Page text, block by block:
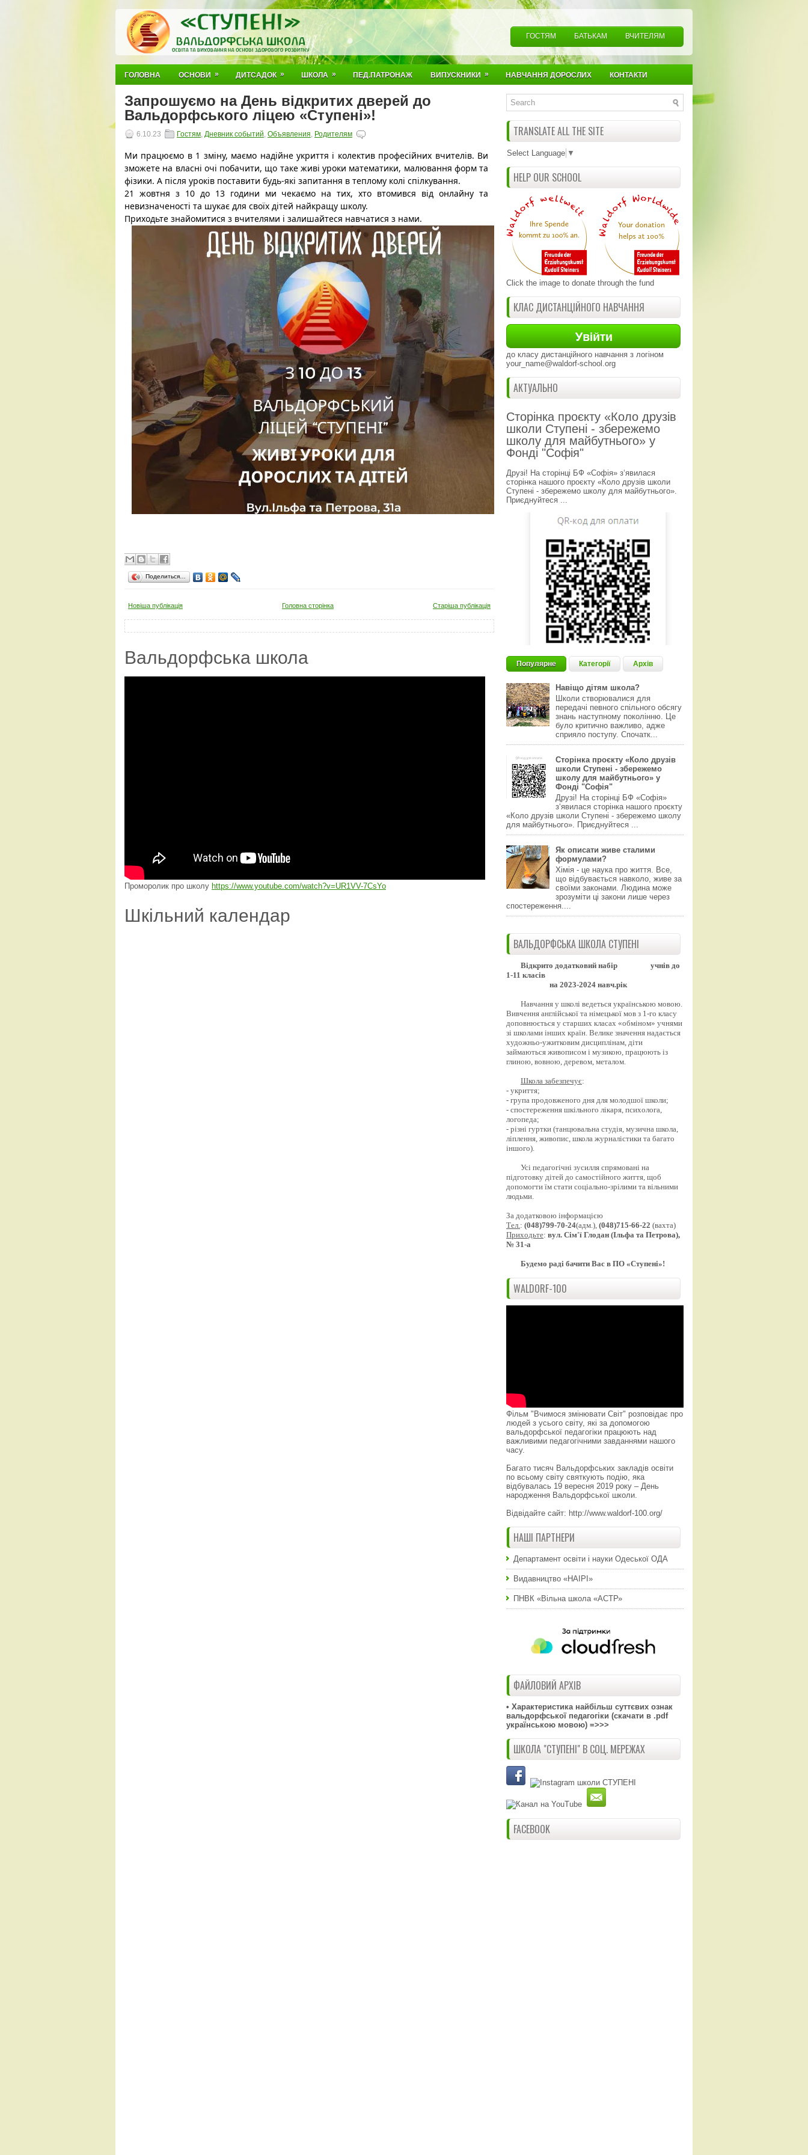
ГОСТЯМ БАТЬКАМ ВЧИТЕЛЯМ
ГОЛОВНА ОСНОВИ » ДИТСАДОК » ШКОЛА » ПЕД.ПАТРОНАЖ ВИПУСКНИКИ » НАВЧАННЯ ДОРОСЛИХ КОНТАКТИ
Запрошуємо на День відкритих дверей до
Вальдорфського ліцею «Ступені»!
6.10.23 Гостям, Дневник событий, Объявления, Родителям
Ми працюємо в 1 зміну, маємо надійне укриття і колектив професійних вчителів. Ви
зможете на власні очі побачити, що таке живі уроки математики, малювання форм та
фізики. А після уроків поставити будь-які запитання в теплому колі спілкування.
21 жовтня з 10 до 13 години ми чекаємо на тих, хто втомився від онлайну та
невизначеності та шукає для своїх дітей найкращу школу.
Приходьте знайомитися з вчителями і залишайтеся навчатися з нами.
Поделиться…
Новіша публікація Старіша публікація
Головна сторінка
Вальдорфська школа
Проморолик про школу https://www.youtube.com/watch?v=UR1VV-7CsYo
Шкільний календар
TRANSLATE ALL THE SITE
Select Language ▼
HELP OUR SCHOOL
Click the image to donate through the fund
КЛАС ДИСТАНЦІЙНОГО НАВЧАННЯ
до класу дистанційного навчання з логіном
your_name@waldorf-school.org
АКТУАЛЬНО
Сторінка проєкту «Коло друзів
школи Ступені - збережемо
школу для майбутнього» у
Фонді "Софія"
Друзі! На сторінці БФ «Софія» з‘явилася
сторінка нашого проєкту «Коло друзів школи
Ступені - збережемо школу для майбутнього».
Приєднуйтеся ...
Популярне Категорії Архів
Навіщо дітям школа?
Школи створювалися для
передачі певного спільного обсягу
знань наступному поколінню. Це
було критично важливо, адже
сприяло поступу. Спочатк...
Сторінка проєкту «Коло друзів
школи Ступені - збережемо
школу для майбутнього» у
Фонді "Софія"
Друзі! На сторінці БФ «Софія»
з‘явилася сторінка нашого проєкту
«Коло друзів школи Ступені - збережемо школу
для майбутнього». Приєднуйтеся ...
Як описати живе сталими
формулами?
Хімія - це наука про життя. Все,
що відбувається навколо, живе за
своїми законами. Людина може
зрозуміти ці закони лише через
спостереження....
ВАЛЬДОРФСЬКА ШКОЛА СТУПЕНІ
Відкрито додатковий набір
учнів до
1-11 класів
на 2023-2024 навч.рік
Навчання у школі ведеться українською мовою.
Вивчення англійської та німецької мов з 1-го класу
доповнюється у старших класах «обміном» учнями
зі школами інших країн. Велике значення надається
художньо-ужитковим дисциплінам, діти
займаються живописом і музикою, працюють із
глиною, вовною, деревом, металом.
Школа забезпечує:
- укриття;
- група продовженого дня для молодшої школи;
- спостереження шкільного лікаря, психолога,
логопеда;
- різні гуртки (танцювальна студія, музична школа,
ліплення, живопис, школа журналістики та багато
іншого).
Усі педагогічні зусилля спрямовані на
підготовку дітей до самостійного життя, щоб
допомогти їм стати соціально-зрілими та вільними
людьми.
За додатковою інформацією
Тел. : (048)799-70-24(адм.), (048)715-66-22 (вахта)
Приходьте: вул. Сім'ї Глодан (Ільфа та Петрова),
№ 31-а
Будемо раді бачити Вас в ПО «Ступені»!
WALDORF-100
Фільм "Вчимося змінювати Світ" розповідає про
людей з усього світу, які за допомогою
вальдорфської педагогіки працюють над
важливими педагогічними завданнями нашого
часу.
Багато тисяч Вальдорфських закладів освіти
по всьому світу святкують подію, яка
відбувалась 19 вересня 2019 року – День
народження Вальдорфської школи.
Відвідайте сайт: http://www.waldorf-100.org/
НАШІ ПАРТНЕРИ
Департамент освіти і науки Одеської ОДА
Видавництво «НАІРІ»
ПНВК «Вільна школа «АСТР»
ФАЙЛОВИЙ АРХІВ
• Характеристика найбільш суттєвих ознак
вальдорфської педагогіки (скачати в .pdf
українською мовою) =>>>
ШКОЛА "СТУПЕНІ" В СОЦ. МЕРЕЖАХ
FACEBOOK